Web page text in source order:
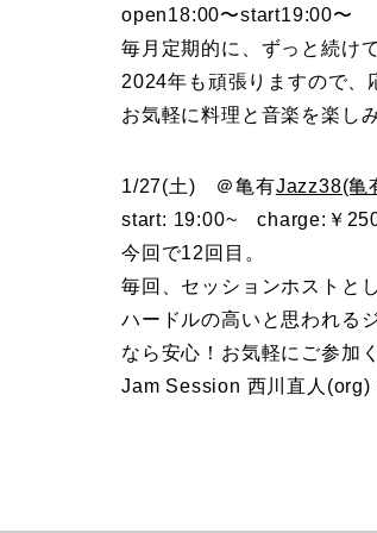
open18:00〜start19:00〜
毎月定期的に、ずっと続け
2024年も頑張りますので、
お気軽に料理と音楽を楽し
1/27(土) ＠亀有Jazz38(亀
start: 19:00~ charge:￥
今回で12回目。
毎回、セッションホストと
ハードルの高いと思われる
なら安心！お気軽にご参加
Jam Session 西川直人(org)